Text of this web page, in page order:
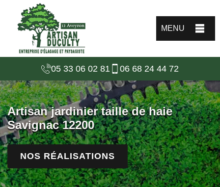
MENU
05 33 06 02 81 06 68 24 44 72
Artisan jardinier taille de haie
Savignac 12200
NOS RÉALISATIONS